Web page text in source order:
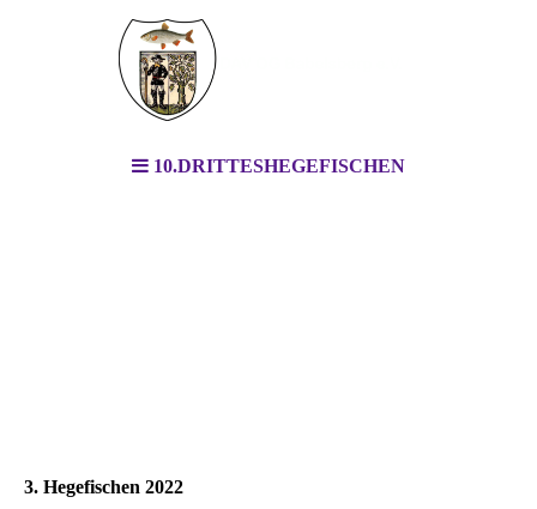
10.DRITTESHEGEFISCHEN
3. Hegefischen 2022